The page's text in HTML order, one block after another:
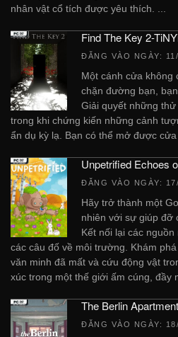
nhân vật cổ tích được yêu thích. ...
Find The Key 2-
ĐĂNG VÀO NGÀY:
Một cánh cửa không
chặn đường bạn,
Giải quyết những
trong khi chứng kiến ​​những cảnh
ẩn dụ kỳ lạ. Bạn có thể mở được cửa
Unpetrified Echoes
ĐĂNG VÀO NGÀY:
Hãy trở thành một
nhiên với sự giúp đỡ
Kết nối lại các
các câu đố về môi trường. Khám
văn minh đã mất và cứu động vật
xúc trong một thế giới ấm cúng, đầy
The Berlin
ĐĂNG VÀO NGÀY: